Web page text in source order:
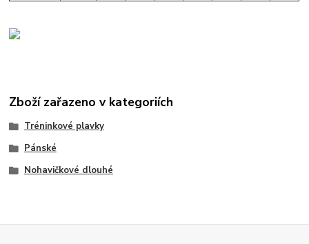
Zboží zařazeno v kategoriích
Tréninkové plavky
Pánské
Nohavičkové dlouhé